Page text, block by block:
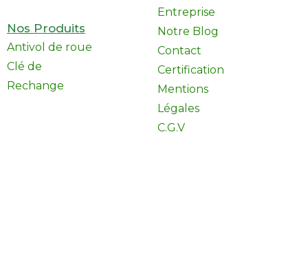
Nos Produits
Antivol de roue
Clé de
Rechange
Entreprise
Notre Blog
Contact
Certification
Mentions
Légales
C.G.V